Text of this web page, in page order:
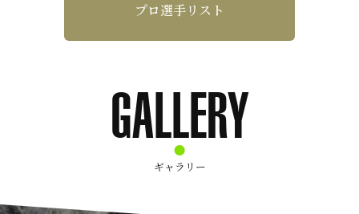
プロ選手リスト
GALLERY
ギャラリー